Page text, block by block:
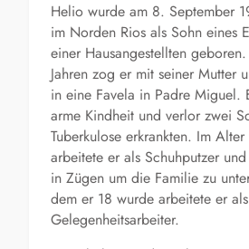
Helio wurde am 8. September
im Norden Rios als Sohn eines
einer Hausangestellten
Jahren zog er mit seiner Mutter
in eine Favela in Padre Miguel.
arme Kindheit und verlor zwei
Tuberkulose erkrankten. Im
arbeitete er als Schuhputzer
in Zügen um die Familie zu
dem er 18 wurde arbeitete er als
Gelegenheitsarbeiter.